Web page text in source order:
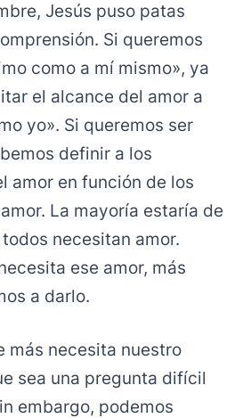
Jesús puso patas
Si queremos
como a mí mismo», ya
el alcance del amor a
yo». Si queremos ser
definir a los
amor en función de los
La mayoría estaría de
necesitan amor.
ese amor, más
a darlo.
más necesita nuestro
sea una pregunta difícil
embargo, podemos